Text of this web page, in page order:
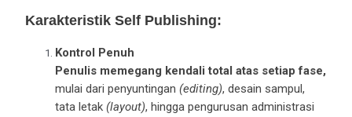
Karakteristik Self Publishing:
Kontrol Penuh
Penulis memegang kendali total atas setiap fase,
mulai dari penyuntingan(editing), desain sampul,
tata letak(layout), hingga pengurusan administrasi